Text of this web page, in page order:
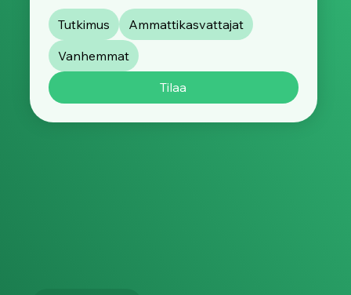
Tutkimus
Ammattikasvattajat
Vanhemmat
Tilaa